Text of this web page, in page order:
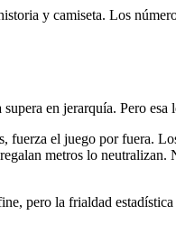
y camiseta. Los
en jerarquía. Pero
el juego por fuera.
metros lo
pero la frialdad